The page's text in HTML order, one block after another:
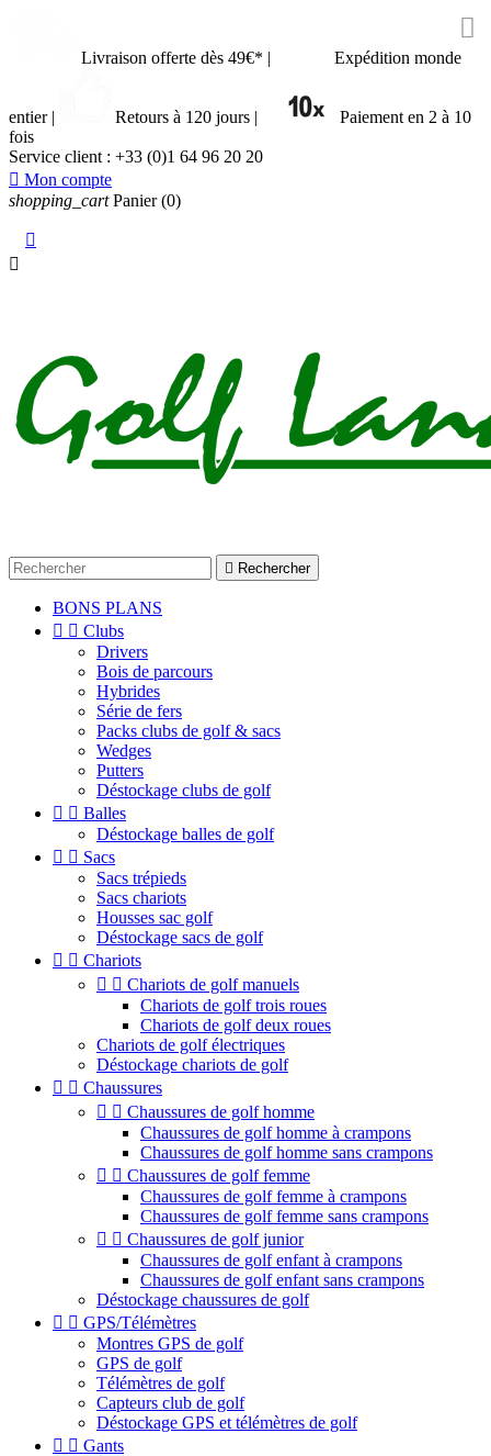
Livraison offerte dès 49€* | Expédition monde
entier | Retours à 120 jours |
Paiement en 2 à 10
fois
Service client : +33 (0)1 64 96 20 20
 Mon compte
shopping_cart Panier (0)


 Rechercher
BONS PLANS
  Clubs
Drivers
Bois de parcours
Hybrides
Série de fers
Packs clubs de golf & sacs
Wedges
Putters
Déstockage clubs de golf
  Balles
Déstockage balles de golf
  Sacs
Sacs trépieds
Sacs chariots
Housses sac golf
Déstockage sacs de golf
  Chariots
  Chariots de golf manuels
Chariots de golf trois roues
Chariots de golf deux roues
Chariots de golf électriques
Déstockage chariots de golf
  Chaussures
  Chaussures de golf homme
Chaussures de golf homme à crampons
Chaussures de golf homme sans crampons
  Chaussures de golf femme
Chaussures de golf femme à crampons
Chaussures de golf femme sans crampons
  Chaussures de golf junior
Chaussures de golf enfant à crampons
Chaussures de golf enfant sans crampons
Déstockage chaussures de golf
  GPS/Télémètres
Montres GPS de golf
GPS de golf
Télémètres de golf
Capteurs club de golf
Déstockage GPS et télémètres de golf
  Gants
